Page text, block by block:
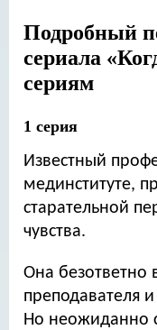
Подробный
сериала
сериям
1 серия
Известный
мединституте,
старательной
чувства.
Она безответно
преподавателя
Но неожиданно